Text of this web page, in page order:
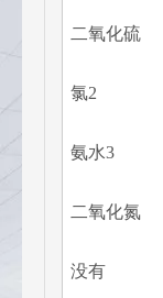
二氧化硫
氯2
氨水3
二氧化氮
没有